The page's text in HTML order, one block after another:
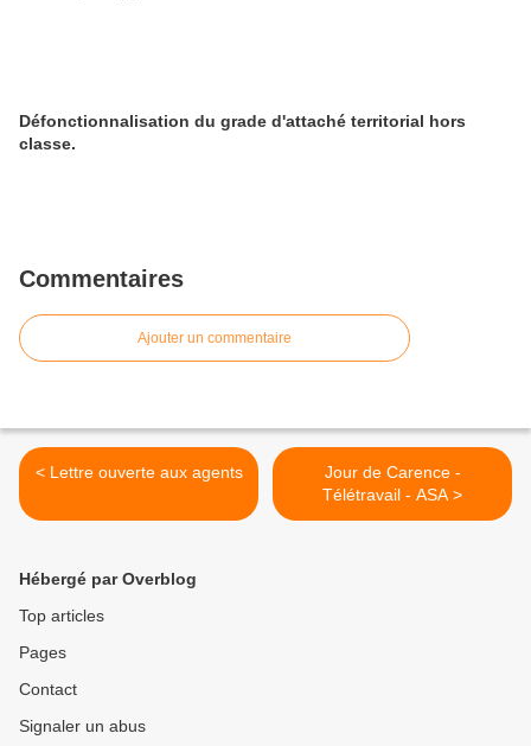
Défonctionnalisation du grade d'attaché territorial hors
classe.
Commentaires
Ajouter un commentaire
< Lettre ouverte aux agents
Jour de Carence -
Télétravail - ASA >
Hébergé par Overblog
Top articles
Pages
Contact
Signaler un abus